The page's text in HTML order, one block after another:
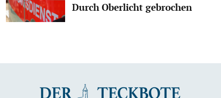
Durch Oberlicht gebrochen